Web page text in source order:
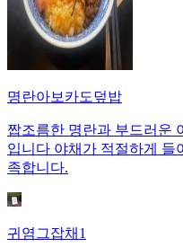
명란아보카도덮밥
짭조름한 명란과 부드러운
입니다 야채가 적절하게 들
족합니다.
귀염그잡채1